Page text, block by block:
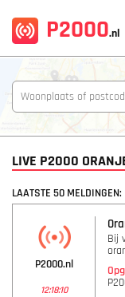
P2000.nl
LIVE P2000
LAATSTE 50 MELDINGEN:
P2000.nl
12:18:10
Bij